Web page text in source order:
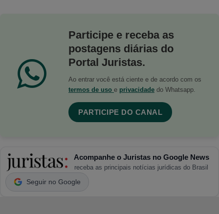
Participe e receba as
postagens diárias do
Portal Juristas.
Ao entrar você está ciente e de acordo com os
termos de uso e privacidade do Whatsapp.
PARTICIPE DO CANAL
Acompanhe o Juristas no Google News
receba as principais notícias jurídicas do Brasil
Seguir no Google